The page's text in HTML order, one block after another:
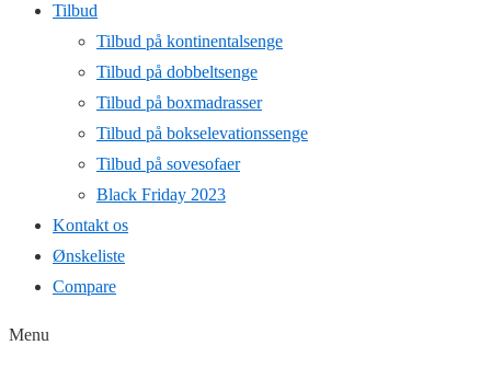
Tilbud
Tilbud på kontinentalsenge
Tilbud på dobbeltsenge
Tilbud på boxmadrasser
Tilbud på bokselevationssenge
Tilbud på sovesofaer
Black Friday 2023
Kontakt os
Ønskeliste
Compare
Menu